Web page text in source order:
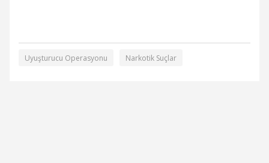
Uyuşturucu Operasyonu Narkotik Suçlar